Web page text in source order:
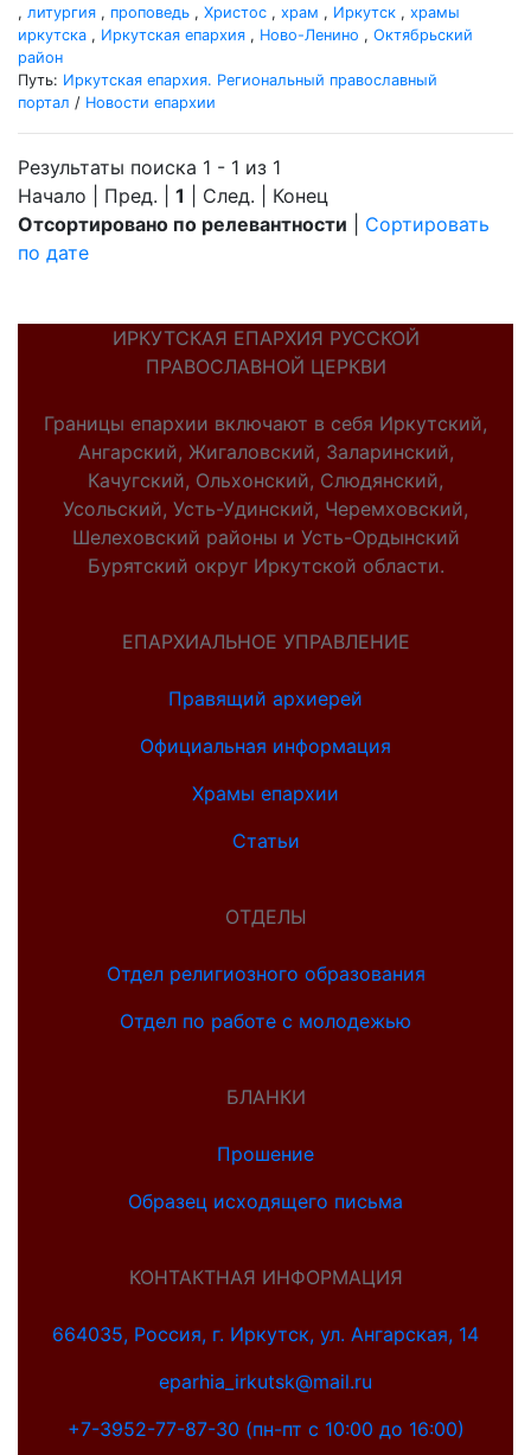
, литургия , проповедь , Христос , храм , Иркутск , храмы
иркутска , Иркутская епархия , Ново-Ленино , Октябрьский
район
Путь: Иркутская епархия. Региональный православный
портал / Новости епархии
Результаты поиска 1 - 1 из 1
Начало | Пред. | 1 | След. | Конец
Отсортировано по релевантности
Сортировать
по дате
ИРКУТСКАЯ ЕПАРХИЯ РУССКОЙ
ПРАВОСЛАВНОЙ ЦЕРКВИ
Границы епархии включают в себя Иркутский,
Ангарский, Жигаловский, Заларинский,
Качугский, Ольхонский, Слюдянский,
Усольский, Усть-Удинский, Черемховский,
Шелеховский районы и Усть-Ордынский
Бурятский округ Иркутской области.
ЕПАРХИАЛЬНОЕ УПРАВЛЕНИЕ
Правящий архиерей
Официальная информация
Храмы епархии
Статьи
ОТДЕЛЫ
Отдел религиозного образования
Отдел по работе с молодежью
БЛАНКИ
Прошение
Образец исходящего письма
КОНТАКТНАЯ ИНФОРМАЦИЯ
664035, Россия, г. Иркутск, ул. Ангарская, 14
eparhia_irkutsk@mail.ru
+7-3952-77-87-30 (пн-пт с 10:00 до 16:00)